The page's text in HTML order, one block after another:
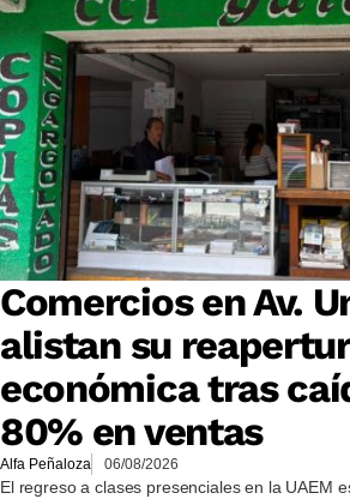
Comercios en Av.
alistan su
económica tras
80% en ventas
Alfa Peñaloza 06/08/2026
El regreso a clases presenciales en la UAEM